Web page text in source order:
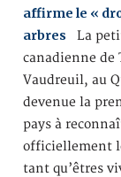
affirme le «
arbres La
canadienne de
Vaudreuil, au
devenue la
pays à
officiellement
tant qu’êtres